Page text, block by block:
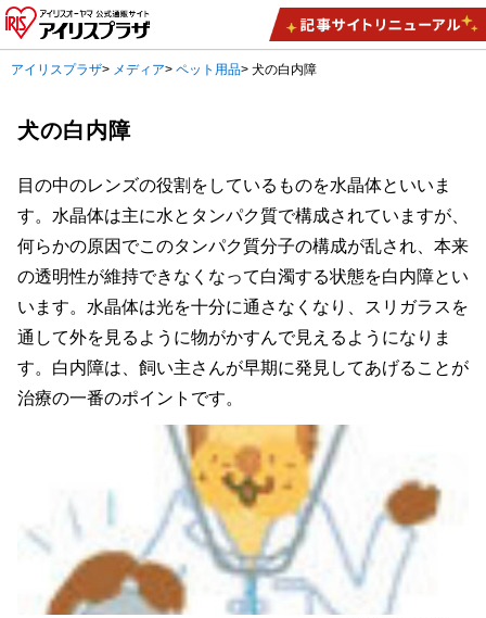
アイリスプラザ> メディア>ペット用品>犬の白内障
犬の白内障
目の中のレンズの役割をしているものを水晶体といいま
す。水晶体は主に水とタンパク質で構成されていますが、
何らかの原因でこのタンパク質分子の構成が乱され、本来
の透明性が維持できなくなって白濁する状態を白内障とい
います。水晶体は光を十分に通さなくなり、スリガラスを
通して外を見るように物がかすんで見えるようになりま
す。白内障は、飼い主さんが早期に発見してあげることが
治療の一番のポイントです。